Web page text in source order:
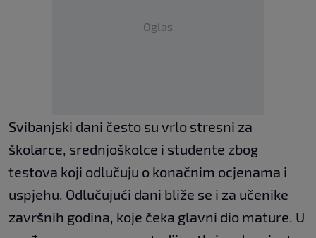
Oglas
Svibanjski dani često su vrlo stresni za
školarce, srednjoškolce i studente zbog
testova koji odlučuju o konačnim ocjenama i
uspjehu. Odlučujući dani bliže se i za učenike
završnih godina, koje čeka glavni dio mature. U